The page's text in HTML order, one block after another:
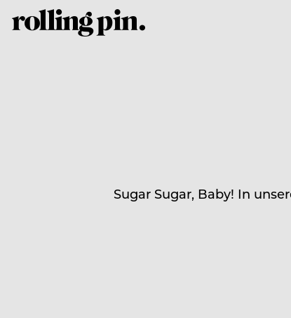
Sugar Sugar, Baby! In